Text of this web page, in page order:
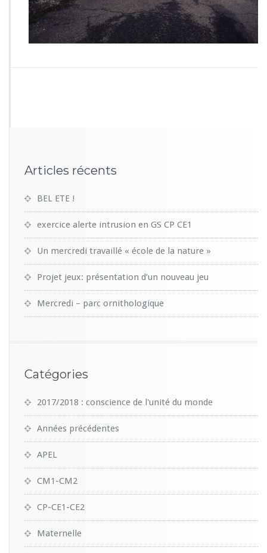
0
6
_
1
4
Articles récents
BEL ETE !
exercice alerte intrusion en GS CP CE1
Un mercredi travaillé « école de la nature »
Projet jeux: présentation d’un nouveau jeu
Mercredi – parc ornithologique
Catégories
2017/2018 : conscience de l'unité du monde
Années précédentes
APEL
CM1-CM2
CP-CE1-CE2
Maternelle